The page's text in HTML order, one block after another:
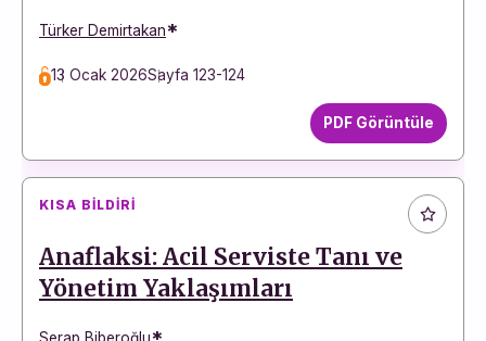
Türker Demirtakan*
13 Ocak 2026Sayfa 123-124
PDF Görüntüle
KISA BILDIRI
Anaflaksi: Acil Serviste Tanı ve
Yönetim Yaklaşımları